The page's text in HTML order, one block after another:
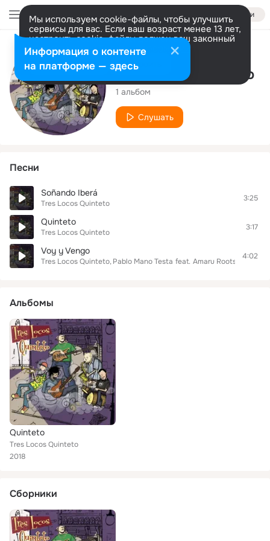
Войти
Мы используем cookie-файлы, чтобы улучшить
сервисы для вас. Если ваш возраст менее 13 лет,
настроить cookie-файлы должен ваш законный
представитель. Больше информации
Разрешить все Настроить
Исполнитель
Tres Locos Quinteto
1 альбом
Слушать
Песни
Soñando Iberá
Tres Locos Quinteto
3:25
Quinteto
Tres Locos Quinteto
3:17
Voy y Vengo
Tres Locos Quinteto Pablo Mano Testa feat. Amaru Roots
4:02
Альбомы
Quinteto
Tres Locos Quinteto
2018
Сборники
Информация о контенте
на платформе — здесь